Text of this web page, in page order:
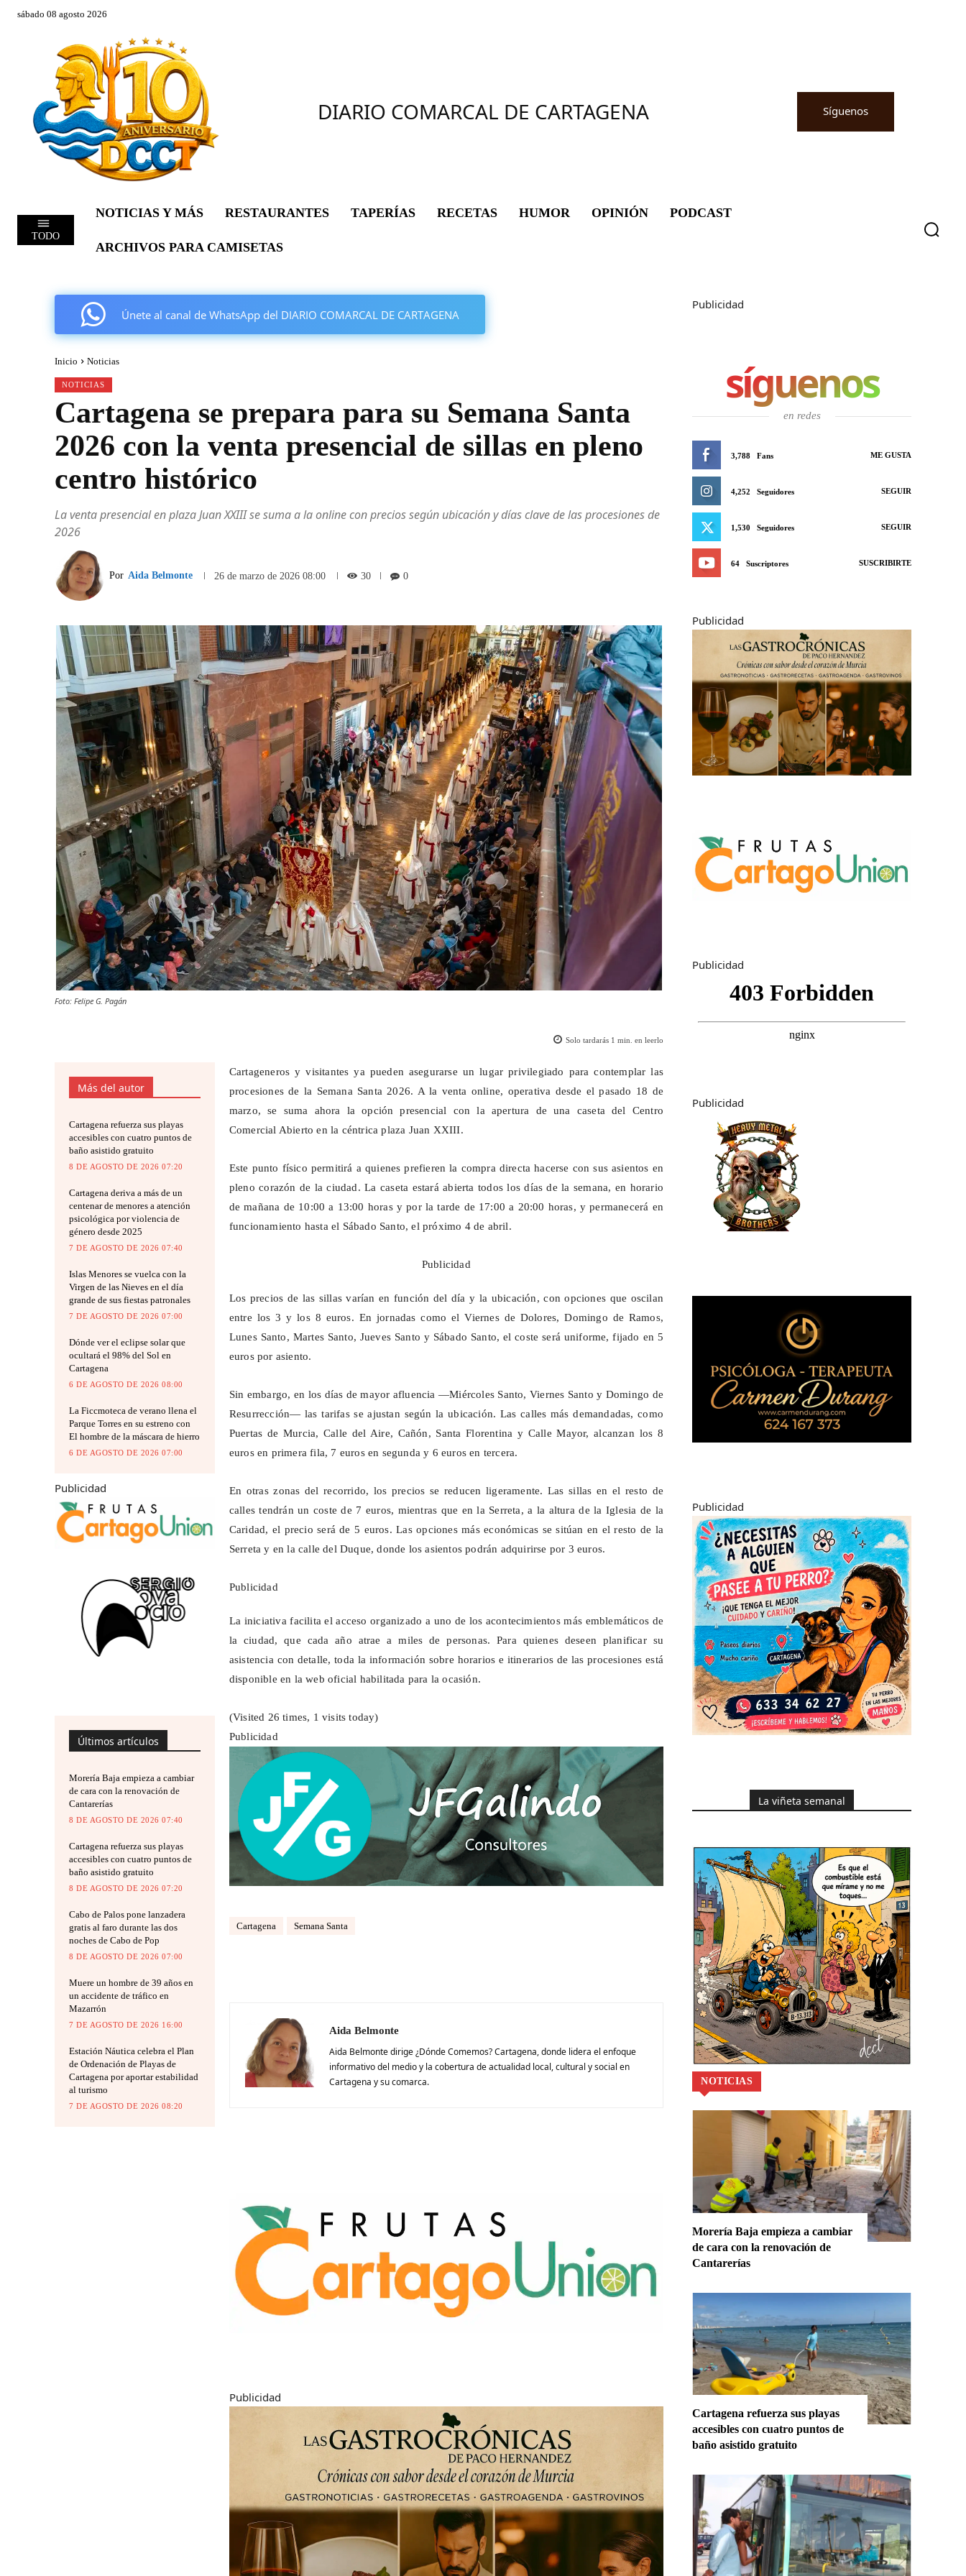
sábado 08 agosto 2026
DIARIO COMARCAL DE CARTAGENA Síguenos
TODO
NOTICIAS Y MÁS RESTAURANTES TAPERÍAS RECETAS HUMOR OPINIÓN PODCAST
ARCHIVOS PARA CAMISETAS
Únete al canal de WhatsApp del DIARIO COMARCAL DE CARTAGENA
Inicio Noticias
NOTICIAS
Cartagena se prepara para su Semana Santa
2026 con la venta presencial de sillas en pleno
centro histórico
La venta presencial en plaza Juan XXIII se suma a la online con precios según ubicación y días clave de las procesiones de
2026
Por Aida Belmonte 26 de marzo de 2026 08:00 30 0
Foto: Felipe G. Pagán
Solo tardarás 1 min. en leerlo
Más del autor
Cartagena refuerza sus playas
accesibles con cuatro puntos de
baño asistido gratuito
8 DE AGOSTO DE 2026 07:20
Cartagena deriva a más de un
centenar de menores a atención
psicológica por violencia de
género desde 2025
7 DE AGOSTO DE 2026 07:40
Islas Menores se vuelca con la
Virgen de las Nieves en el día
grande de sus fiestas patronales
7 DE AGOSTO DE 2026 07:00
Dónde ver el eclipse solar que
ocultará el 98% del Sol en
Cartagena
6 DE AGOSTO DE 2026 08:00
La Ficcmoteca de verano llena el
Parque Torres en su estreno con
El hombre de la máscara de hierro
6 DE AGOSTO DE 2026 07:00
Publicidad
Últimos artículos
Morería Baja empieza a cambiar
de cara con la renovación de
Cantarerías
8 DE AGOSTO DE 2026 07:40
Cartagena refuerza sus playas
accesibles con cuatro puntos de
baño asistido gratuito
8 DE AGOSTO DE 2026 07:20
Cabo de Palos pone lanzadera
gratis al faro durante las dos
noches de Cabo de Pop
8 DE AGOSTO DE 2026 07:00
Muere un hombre de 39 años en
un accidente de tráfico en
Mazarrón
7 DE AGOSTO DE 2026 16:00
Estación Náutica celebra el Plan
de Ordenación de Playas de
Cartagena por aportar estabilidad
al turismo
7 DE AGOSTO DE 2026 08:20
Cartageneros y visitantes ya pueden asegurarse un lugar privilegiado para contemplar las
procesiones de la Semana Santa 2026. A la venta online, operativa desde el pasado 18 de
marzo, se suma ahora la opción presencial con la apertura de una caseta del Centro
Comercial Abierto en la céntrica plaza Juan XXIII.
Este punto físico permitirá a quienes prefieren la compra directa hacerse con sus asientos en
pleno corazón de la ciudad. La caseta estará abierta todos los días de la semana, en horario
de mañana de 10:00 a 13:00 horas y por la tarde de 17:00 a 20:00 horas, y permanecerá en
funcionamiento hasta el Sábado Santo, el próximo 4 de abril.
Publicidad
Los precios de las sillas varían en función del día y la ubicación, con opciones que oscilan
entre los 3 y los 8 euros. En jornadas como elViernesde Dolores, Domingo de Ramos,
Lunes Santo, Martes Santo, Jueves Santo y Sábado Santo, el coste será uniforme, fijado en 5
euros por asiento.
Sin embargo, en los días de mayor afluencia —Miércoles Santo, Viernes Santo y Domingo de
Resurrección— las tarifas se ajustan según la ubicación. Las calles más demandadas, como
Puertas de Murcia, Calle del Aire, Cañón, Santa Florentina y Calle Mayor, alcanzan los 8
euros en primera fila, 7 euros en segunda y 6 euros en tercera.
En otras zonas del recorrido, los precios se reducen ligeramente. Las sillas en el resto de
callestendrán un coste de 7 euros, mientras que en la Serreta, a la altura de la Iglesia de la
Caridad, el precio será de 5 euros. Las opciones más económicas se sitúan en el resto de la
Serreta y en la calle del Duque, donde los asientos podrán adquirirse por 3 euros.
Publicidad
La iniciativa facilita el acceso organizado a uno de los acontecimientos más emblemáticos de
la ciudad, que cada año atrae a miles de personas. Para quienes deseen planificar su
asistencia con detalle, toda la información sobre horarios e itinerarios de las procesiones está
disponible en la web oficial habilitada para la ocasión.
(Visited 26 times, 1 visits today)
Publicidad
Cartagena Semana Santa
Aida Belmonte
Aida Belmonte dirige ¿Dónde Comemos? Cartagena, donde lidera el enfoque
informativo del medio y la cobertura de actualidad local, cultural y social en
Cartagena y su comarca.
Publicidad
Publicidad
síguenos
en redes
3,788 Fans ME GUSTA
4,252 Seguidores SEGUIR
1,530 Seguidores SEGUIR
64 Suscriptores SUSCRIBIRTE
Publicidad
Publicidad
Publicidad
Publicidad
La viñeta semanal
NOTICIAS
Morería Baja empieza a cambiar
de cara con la renovación de
Cantarerías
Cartagena refuerza sus playas
accesibles con cuatro puntos de
baño asistido gratuito